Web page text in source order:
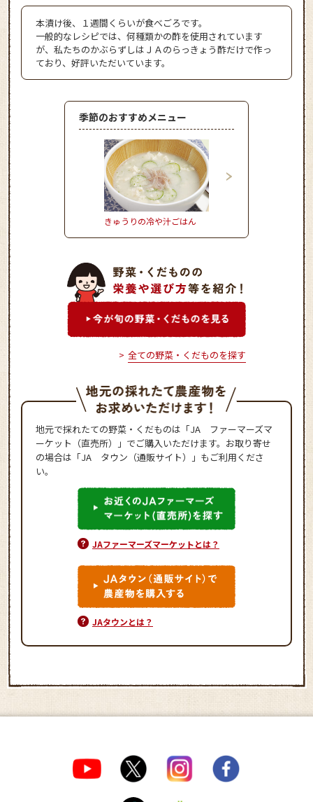
本漬け後、１週間くらいが食べごろです。
一般的なレシピでは、何種類かの酢を使用されています
が、私たちのかぶらずしはＪＡのらっきょう酢だけで作っ
ており、好評いただいています。
季節のおすすめメニュー
きゅうりの冷や汁ごはん
全ての野菜・くだものを探す
地元で採れたての野菜・くだものは「JA ファーマーズマ
ーケット（直売所）」でご購入いただけます。お取り寄せ
の場合は「JA タウン（通販サイト）」もご利用くださ
い。
JAファーマーズマーケットとは？
JAタウンとは？